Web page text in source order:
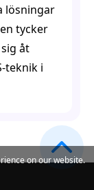
lösningar
tycker
åt
teknik i
on our website.